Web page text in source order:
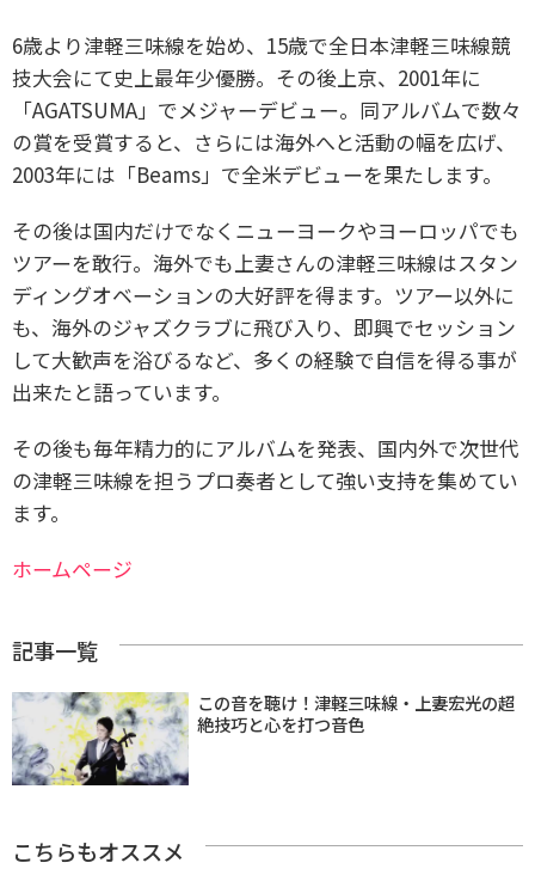
6歳より津軽三味線を始め、15歳で全日本津軽三味線競
技大会にて史上最年少優勝。その後上京、2001年に
「AGATSUMA」でメジャーデビュー。同アルバムで数々
の賞を受賞すると、さらには海外へと活動の幅を広げ、
2003年には「Beams」で全米デビューを果たします。
その後は国内だけでなくニューヨークやヨーロッパでも
ツアーを敢行。海外でも上妻さんの津軽三味線はスタン
ディングオベーションの大好評を得ます。ツアー以外に
も、海外のジャズクラブに飛び入り、即興でセッション
して大歓声を浴びるなど、多くの経験で自信を得る事が
出来たと語っています。
その後も毎年精力的にアルバムを発表、国内外で次世代
の津軽三味線を担うプロ奏者として強い支持を集めてい
ます。
ホームページ
記事一覧
この音を聴け！津軽三味線・上妻宏光の超
絶技巧と心を打つ音色
こちらもオススメ